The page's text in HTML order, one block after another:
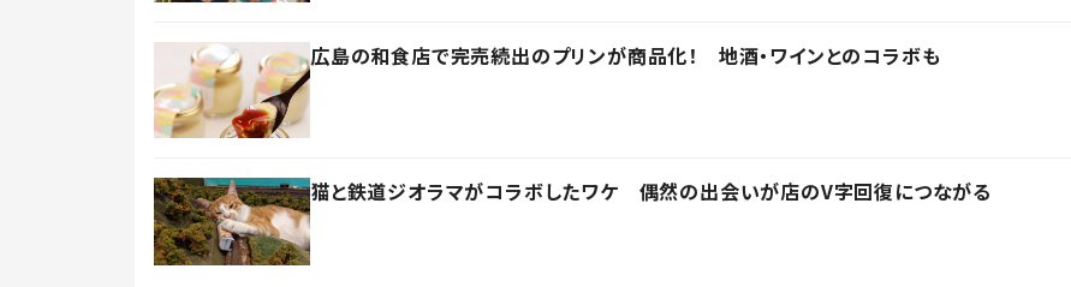
広島の和食店で完売続出のプリンが商品化！ 地酒・ワインとのコラボも
猫と鉄道ジオラマがコラボしたワケ 偶然の出会いが店のV字回復につながる